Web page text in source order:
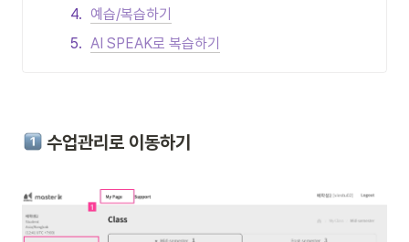
4. 예습/복습하기
5. AI SPEAK로 복습하기
수업관리로 이동하기